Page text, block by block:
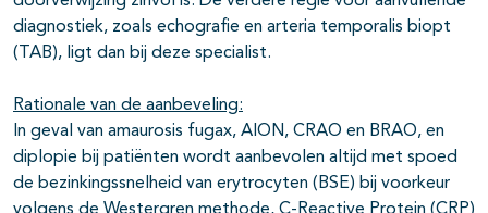
diagnostiek, zoals echografie en arteria temporalis biopt
(TAB), ligt dan bij deze specialist.
Rationale van de aanbeveling:
In geval van amaurosis fugax, AION, CRAO en BRAO, en
diplopie bij patiënten wordt aanbevolen altijd met spoed
de bezinkingssnelheid van erytrocyten (BSE) bij voorkeur